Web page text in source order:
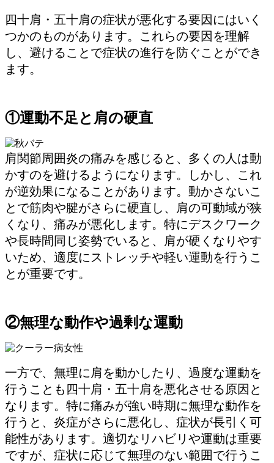
四十肩・五十肩の症状が悪化する要因にはいく
つかのものがあります。これらの要因を理解
し、避けることで症状の進行を防ぐことができ
ます。
①運動不足と肩の硬直
肩関節周囲炎の痛みを感じると、多くの人は動
かすのを避けるようになります。しかし、これ
が逆効果になることがあります。動かさないこ
とで筋肉や腱がさらに硬直し、肩の可動域が狭
くなり、痛みが悪化します。特にデスクワーク
や長時間同じ姿勢でいると、肩が硬くなりやす
いため、適度にストレッチや軽い運動を行うこ
とが重要です。
②無理な動作や過剰な運動
一方で、無理に肩を動かしたり、過度な運動を
行うことも四十肩・五十肩を悪化させる原因と
なります。特に痛みが強い時期に無理な動作を
行うと、炎症がさらに悪化し、症状が長引く可
能性があります。適切なリハビリや運動は重要
ですが、症状に応じて無理のない範囲で行うこ